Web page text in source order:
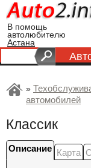
В помощь
автолюбителю
Астана
»
автомобилей
Классик
Описание Карта